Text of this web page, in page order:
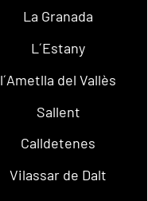
La Granada
L´Estany
l´Ametlla del Vallès
Sallent
Calldetenes
Vilassar de Dalt